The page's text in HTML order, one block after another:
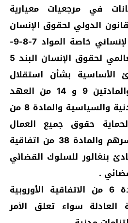
في مرجعيات معيارية
الدولي لحقوق الإنسان
أو القانون الدولي الإنساني خاصة المواد 7-8-9-
10-11 من الإعلان العالمي لحقوق الإنسان البند 5
الأساسية بشأن استقلال
السلطة القضائية والمادتين 9 و 14 من العهد
الدولي للحقوق المدنية والسياسية والمادة 8 من
لحماية حقوق جميع العمال
المهاجرين وأفراد أسرهم والمادة 38 من اتفاقية
بنغالور للسلوك القضائي
.
هكذا تعرضت المادة 6 من الاتفاقية الأوروبية
سواء تعلق الأمر